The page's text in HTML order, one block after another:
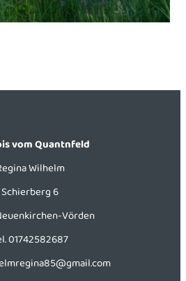
vom Quantnfeld
Wilhelm
Schierberg 6
Vörden
01742582687